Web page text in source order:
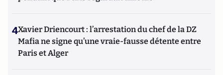
4Xavier Driencourt : l’arrestation du chef de la DZ
Mafia ne signe qu’une vraie-fausse détente entre
Paris et Alger